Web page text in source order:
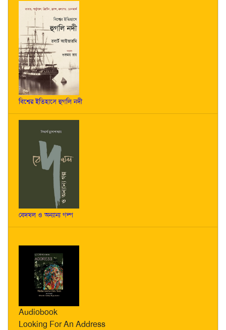
বিশ্বের ইতিহাসে হুগলি নদী
বেদখল ও অন্যান্য গল্প
Audiobook
Looking For An Address